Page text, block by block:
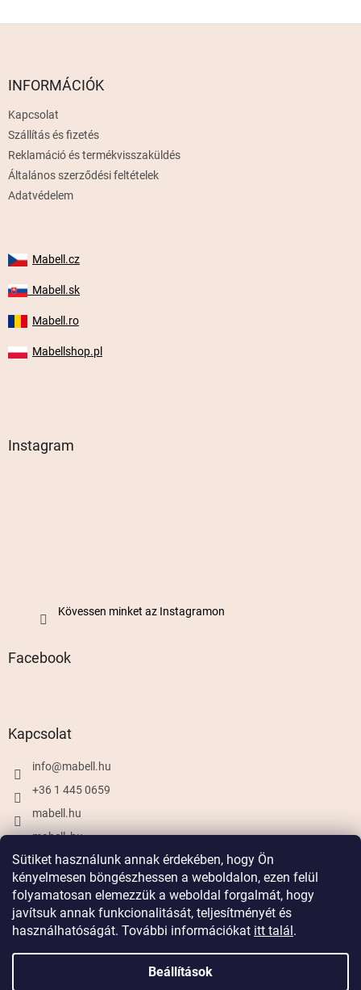
Sütiket használunk annak érdekében, hogy Ön
kényelmesen böngészhessen a weboldalon, ezen felül
folyamatosan elemezzük a weboldal forgalmát, hogy
javítsuk annak funkcionalitását, teljesítményét és
használhatóságát. További információkat itt talál.
Beállítások
INFORMÁCIÓK
Kapcsolat
Szállítás és fizetés
Reklamáció és termékvisszaküldés
Általános szerződési feltételek
Adatvédelem
Mabell.cz
Mabell.sk
Mabell.ro
Mabellshop.pl
Instagram
Kövessen minket az Instagramon
Facebook
Kapcsolat
info@mabell.hu
+36 1 445 0659
mabell.hu
mabell_hu
Shoptet készítette